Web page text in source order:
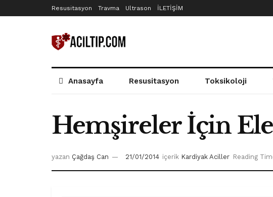
Resusitasyon Travma Ultrason İLETİŞİM
Anasayfa Resusitasyon Toksikoloji
Hemşireler İçin
yazan Çağdaş Can 21/01/2014 içerik Kardiyak Aciller Reading